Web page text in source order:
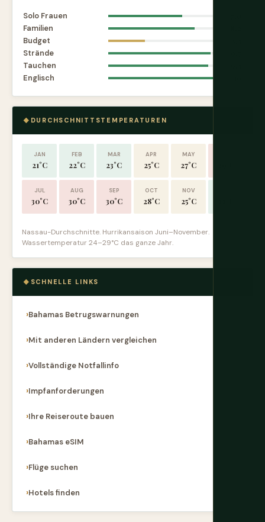
Solo Frauen
Familien
Budget
Strände
Tauchen
Englisch
DURCHSCHNITTSTEMPERATUREN
JAN
21°C
FEB
22°C
MAR
23°C
APR
25°C
MAY
27°C
JUL
30°C
AUG
30°C
SEP
30°C
OCT
28°C
NOV
25°C
Nassau-Durchschnitte. Hurrikansaison Juni–November.
Wassertemperatur 24–29°C das ganze Jahr.
SCHNELLE LINKS
Bahamas Betrugswarnungen
Mit anderen Ländern vergleichen
Vollständige Notfallinfo
Impfanforderungen
Ihre Reiseroute bauen
Bahamas eSIM
Flüge suchen
Hotels finden